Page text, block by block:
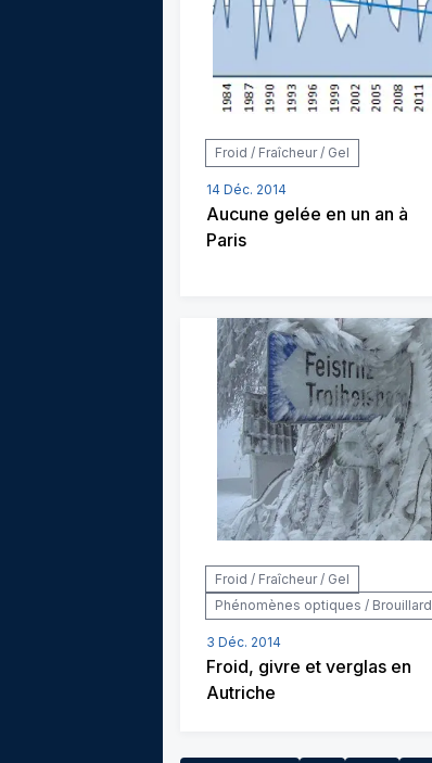
Froid / Fraîcheur / Gel
14 Déc. 2014
Aucune gelée en un an à
Paris
Froid / Fraîcheur / Gel
Phénomènes optiques / Brouillard
3 Déc. 2014
Froid, givre et verglas en
Autriche